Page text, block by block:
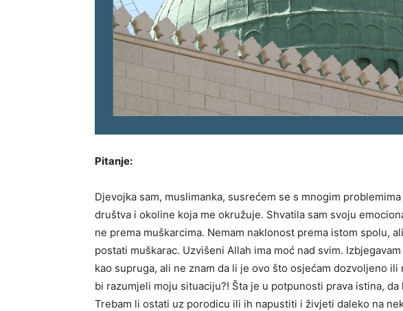
Pitanje:
Djevojka sam, muslimanka, susrećem se s mnogim
društva i okoline koja me okružuje. Shvatila sam svoju
ne prema muškarcima. Nemam naklonost prema istom spolu,
postati muškarac. Uzvišeni Allah ima moć nad svim.
kao supruga, ali ne znam da li je ovo što osjećam dozvoljeno
bi razumjeli moju situaciju?! Šta je u potpunosti prava istina,
Trebam li ostati uz porodicu ili ih napustiti i živjeti daleko na